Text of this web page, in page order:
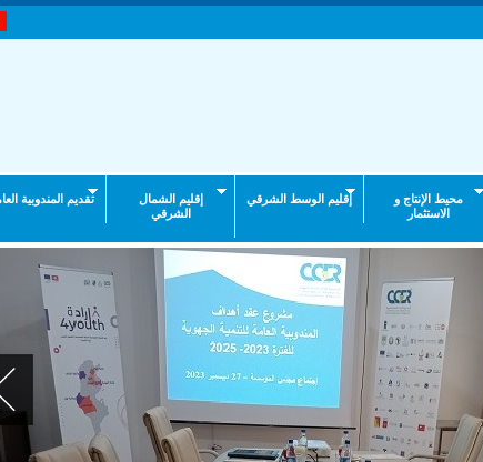
تقديم المندوبية
إقليم الشمال
الشرقي
إقليم الوسط الشرقي
محيط الإنتاج و
الاستثمار